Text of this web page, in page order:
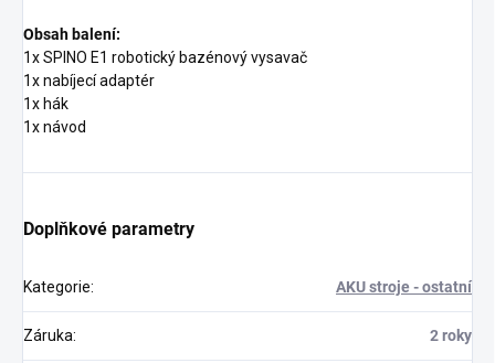
Obsah balení:
1x SPINO E1 robotický bazénový vysavač
1x nabíjecí adaptér
1x hák
1x návod
Doplňkové parametry
Kategorie: AKU stroje - ostatní
Záruka: 2 roky